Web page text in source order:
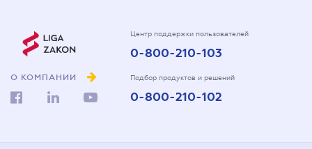
О КОМПАНИИ
Центр поддержки пользователей
0-800-210-103
Подбор продуктов и решений
0-800-210-102